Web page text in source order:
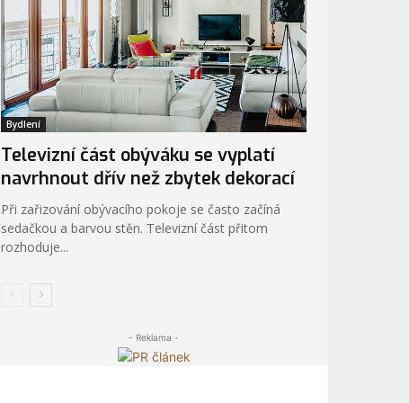
Bydlení
Televizní část obýváku se vyplatí
navrhnout dřív než zbytek dekorací
Při zařizování obývacího pokoje se často začíná
sedačkou a barvou stěn. Televizní část přitom
rozhoduje...
- Reklama -